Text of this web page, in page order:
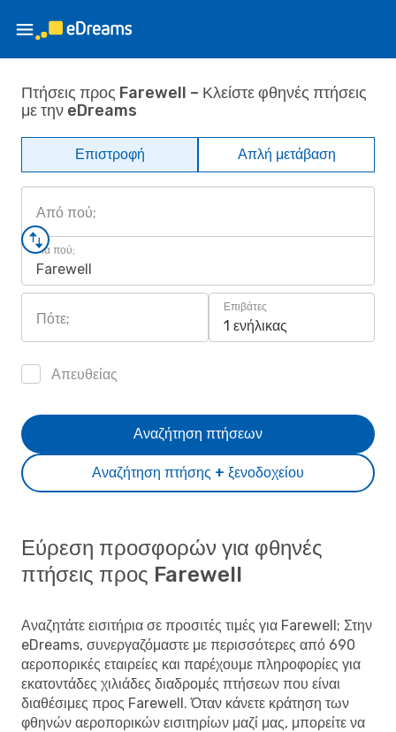
Πτήσεις προς Farewell – Κλείστε φθηνές πτήσεις
με την eDreams
Επιστροφή Απλή μετάβαση
Από πού;
Για πού;
Farewell
Πότε;
Επιβάτες
1 ενήλικας
Απευθείας
Αναζήτηση πτήσης + ξενοδοχείου
Αναζήτηση πτήσεων
Εύρεση προσφορών για φθηνές
πτήσεις προς Farewell
Αναζητάτε εισιτήρια σε προσιτές τιμές για Farewell; Στην
eDreams, συνεργαζόμαστε με περισσότερες από 690
αεροπορικές εταιρείες και παρέχουμε πληροφορίες για
εκατοντάδες χιλιάδες διαδρομές πτήσεων που είναι
διαθέσιμες προς Farewell. Όταν κάνετε κράτηση των
φθηνών αεροπορικών εισιτηρίων μαζί μας, μπορείτε να